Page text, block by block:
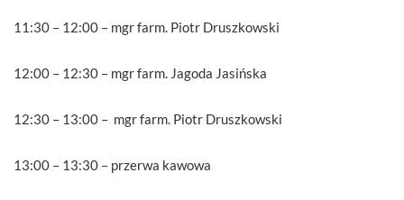
11:30 – 12:00 – mgr farm. Piotr Druszkowski
12:00 – 12:30 – mgr farm. Jagoda Jasińska
12:30 – 13:00 – mgr farm. Piotr Druszkowski
13:00 – 13:30 – przerwa kawowa